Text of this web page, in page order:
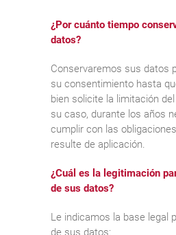
¿Por cuánto tiempo
datos?
Conservaremos sus datos
su consentimiento hasta
bien solicite la limitación
su caso, durante los años
cumplir con las
resulte de aplicación.
¿Cuál es la legitimación
de sus datos?
Le indicamos la base legal
de sus datos: